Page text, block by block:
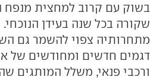
בשוק עם קרוב למחצית מנפח
שקורה בכל שנה בעידן
דגמים חדשים ומחודשים של
ורכבי פנאי, משלל המותגים